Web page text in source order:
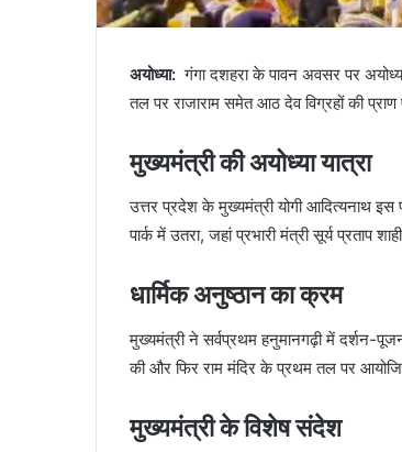
अयोध्या: गंगा दशहरा के पावन अवसर पर
तल पर राजाराम समेत आठ देव विग्रहों की प्राण
मुख्यमंत्री की अयोध्या यात्रा
उत्तर प्रदेश के मुख्यमंत्री योगी आदित्यनाथ इस
पार्क में उतरा, जहां प्रभारी मंत्री सूर्य प्रताप
धार्मिक अनुष्ठान का क्रम
मुख्यमंत्री ने सर्वप्रथम हनुमानगढ़ी में दर्शन-
की और फिर राम मंदिर के प्रथम तल पर आयोजित
मुख्यमंत्री के विशेष संदेश